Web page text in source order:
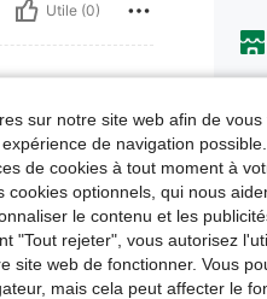
Utile (0)
sur notre site web afin de
de navigation
de cookies à tout moment à
optionnels, qui nous
le contenu et les
"Tout rejeter", vous autorisez
site web de fonctionner. Vous
mais cela peut affecter le